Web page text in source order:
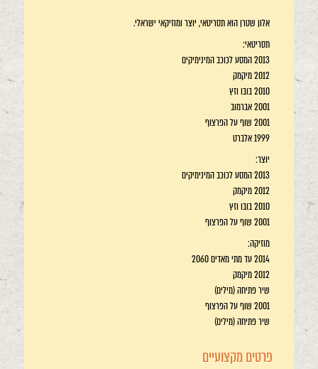
אלון שטרן הוא תסריטאי, יוצר ומוזיקאי ישראלי.
תסריטאי:
2013 המסע לכוכב המינימיקים
2012 מיקמק
2010 בובו וזץ
2001 אברמוב
2001 שוף על הפרצוף
1999 אלברט
יוצר:
2013 המסע לכוכב המינימיקים
2012 מיקמק
2010 בובו וזץ
2001 שוף על הפרצוף
מוזיקה:
2014 עד מתי מאדים 2060
2012 מיקמק
שיר פתיחה (מילים)
2001 שוף על הפרצוף
שיר פתיחה (מילים)
פרטים מקצועיים